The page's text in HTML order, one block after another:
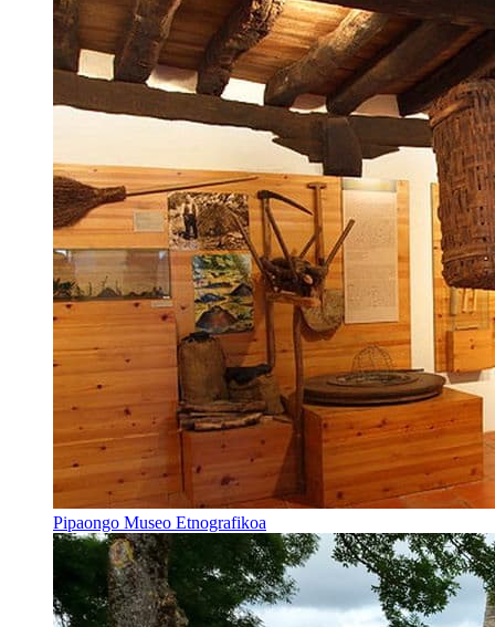
Pipaongo Museo Etnografikoa